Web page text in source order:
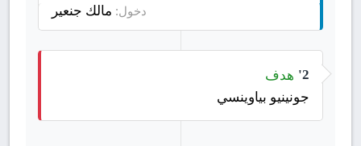
دخول: مالك جنعير
2' هدف
جونينيو بياوينسي